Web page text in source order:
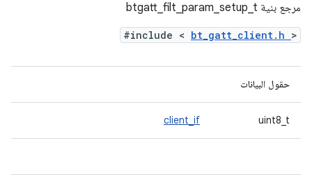
مرجع بنية btgatt_filt_param_setup_t
#include < bt_gatt_client.h >
حقول البيانات
uint8_t
client_if